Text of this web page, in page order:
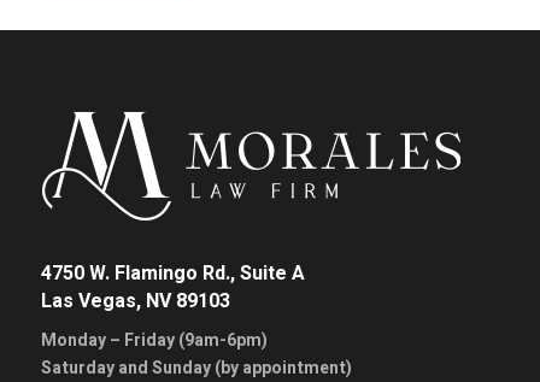
4750 W. Flamingo Rd., Suite A
Las Vegas, NV 89103
Monday – Friday (9am-6pm)
Saturday and Sunday (by appointment)